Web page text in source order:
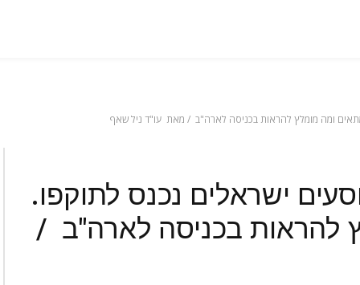
ומה מומלץ להראות בכניסה לארה"ב / מאת עו"ד ניל שאף
ישראלים נכנס לתוקפו.
להראות בכניסה לארה"ב /